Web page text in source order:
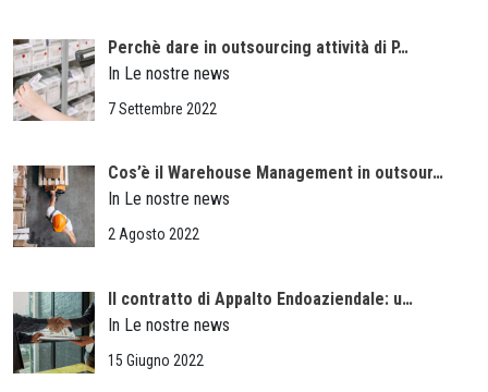
Perchè dare in outsourcing attività di P…
In Le nostre news
7 Settembre 2022
Cos’è il Warehouse Management in outsour…
In Le nostre news
2 Agosto 2022
Il contratto di Appalto Endoaziendale: u…
In Le nostre news
15 Giugno 2022